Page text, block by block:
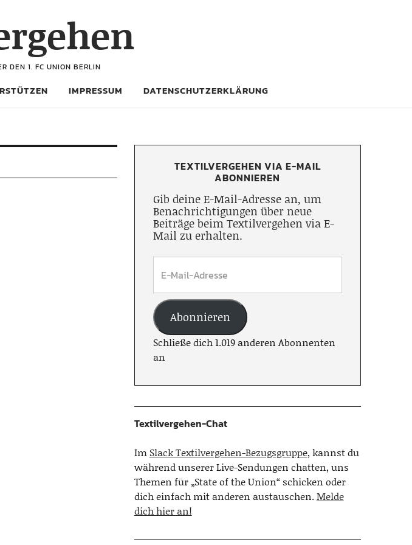
DEN 1. FC UNION BERLIN
IMPRESSUM DATENSCHUTZERKLÄRUNG
TEXTILVERGEHEN VIA E-MAIL
ABONNIEREN
Gib deine E-Mail-Adresse an, um
Benachrichtigungen über neue
Beiträge beim Textilvergehen via E-
Mail zu erhalten.
Abonnieren
Schließe dich 1.019 anderen Abonnenten
an
Textilvergehen-Chat
Im Slack Textilvergehen-Bezugsgruppe, kannst du
während unserer Live-Sendungen chatten, uns
Themen für „State of the Union“ schicken oder
dich einfach mit anderen austauschen.Melde
dich hier an!